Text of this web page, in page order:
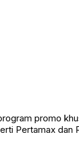
promo
Pertamax dan